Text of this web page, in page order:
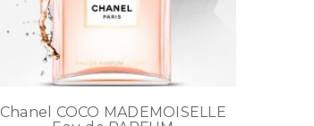
Chanel COCO MADEMOISELLE